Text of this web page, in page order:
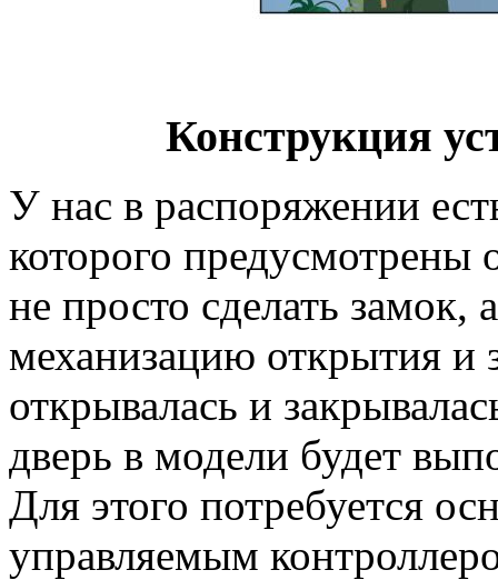
Конструкция
У нас в распоряжении
которого
не просто сделать замок,
механизацию открытия и
открывалась и
дверь в модели будет
Для этого потребуется
управляемым